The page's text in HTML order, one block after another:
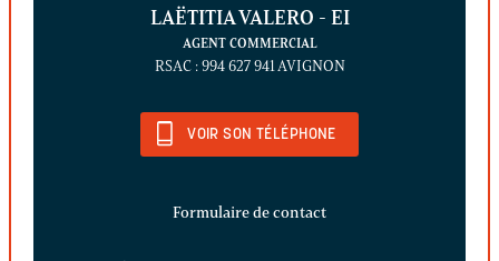
LAËTITIA VALERO - EI
AGENT COMMERCIAL
RSAC : 994 627 941 AVIGNON
VOIR SON TÉLÉPHONE
Formulaire de contact